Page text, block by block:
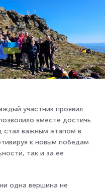
участник проявил
вместе достичь
стал важным этапом в
к новым победам
так и за ее
одна вершина не